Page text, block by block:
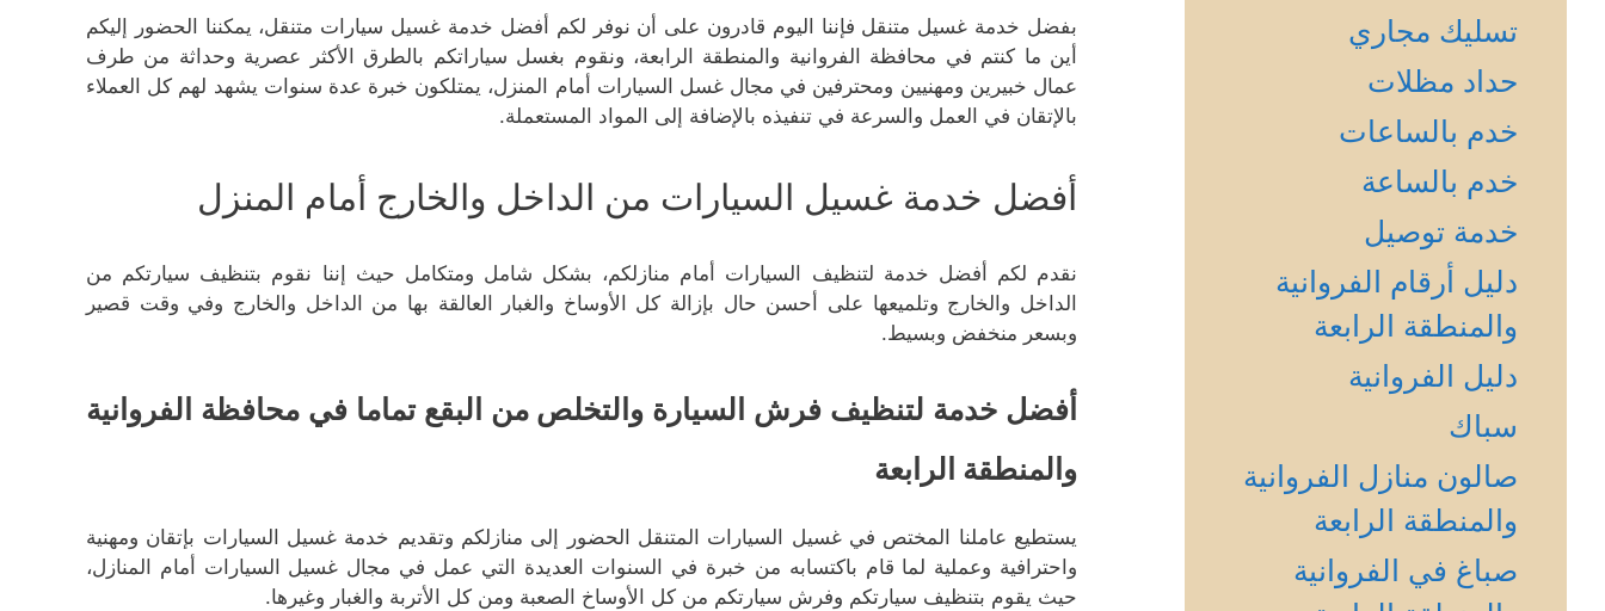
بفضل خدمة غسيل متنقل فإننا اليوم قادرون على أن نوفر لكم أفضل خدمة غسيل سيارات متنقل، يمكننا الحضور إليكم
أين ما كنتم في محافظة الفروانية والمنطقة الرابعة، ونقوم بغسل سياراتكم بالطرق الأكثر عصرية وحداثة من طرف
عمال خبيرين ومهنيين ومحترفين في مجال غسل السيارات أمام المنزل، يمتلكون خبرة عدة سنوات يشهد لهم كل العملاء
بالإتقان في العمل والسرعة في تنفيذه بالإضافة إلى المواد المستعملة.
أفضل خدمة غسيل السيارات من الداخل والخارج أمام المنزل
نقدم لكم أفضل خدمة لتنظيف السيارات أمام منازلكم، بشكل شامل ومتكامل حيث إننا نقوم بتنظيف سيارتكم من
الداخل والخارج وتلميعها على أحسن حال بإزالة كل الأوساخ والغبار العالقة بها من الداخل والخارج وفي وقت قصير
وبسعر منخفض وبسيط.
أفضل خدمة لتنظيف فرش السيارة والتخلص من البقع تماما في محافظة الفروانية
والمنطقة الرابعة
يستطيع عاملنا المختص في غسيل السيارات المتنقل الحضور إلى منازلكم وتقديم خدمة غسيل السيارات بإتقان ومهنية
واحترافية وعملية لما قام باكتسابه من خبرة في السنوات العديدة التي عمل في مجال غسيل السيارات أمام المنازل،
حيث يقوم بتنظيف سيارتكم وفرش سيارتكم من كل الأوساخ الصعبة ومن كل الأتربة والغبار وغيرها.
تسليك مجاري
حداد مظلات
خدم بالساعات
خدم بالساعة
خدمة توصيل
دليل أرقام الفروانية
والمنطقة الرابعة
دليل الفروانية
سباك
صالون منازل الفروانية
والمنطقة الرابعة
صباغ في الفروانية